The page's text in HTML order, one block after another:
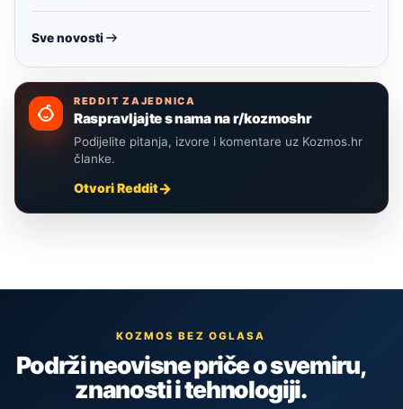
Sve novosti
REDDIT ZAJEDNICA
Raspravljajte s nama na r/kozmoshr
Podijelite pitanja, izvore i komentare uz Kozmos.hr
članke.
Otvori Reddit
KOZMOS BEZ OGLASA
Podrži neovisne priče o svemiru,
znanosti i tehnologiji.